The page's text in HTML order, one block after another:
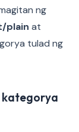
ng
plain at
tulad ng
kategorya